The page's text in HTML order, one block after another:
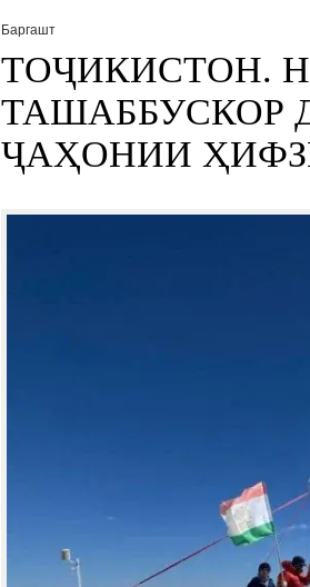
Баргашт
ТОҶИКИСТОН.
ТАШАББУСКОР
ҶАҲОНИИ